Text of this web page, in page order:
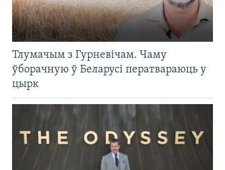
Тлумачым з Гурневічам. Чаму
ўборачную ў Беларусі ператвараюць у
цырк